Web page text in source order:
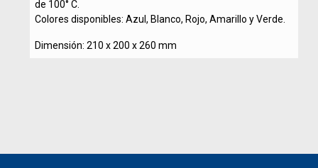
de 100° C.
Colores disponibles: Azul, Blanco, Rojo, Amarillo y Verde.
Dimensión: 210 x 200 x 260 mm